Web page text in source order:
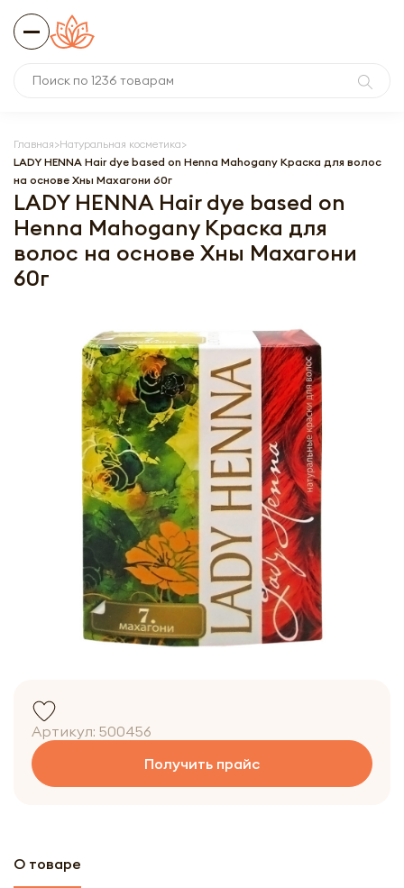
Главная Натуральная косметика
LADY HENNA Hair dye based on Henna Mahogany Краска для волос
на основе Хны Махагони 60г
LADY HENNA Hair dye based on
Henna Mahogany Краска для
волос на основе Хны Махагони
60г
Артикул: 500456
Получить прайс
О товаре